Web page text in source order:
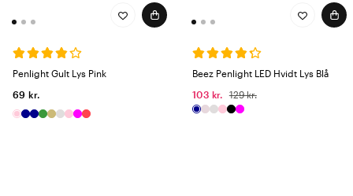
Penlight Gult Lys Pink
69 kr.
Beez Penlight LED Hvidt Lys Blå
103 kr.
129 kr.